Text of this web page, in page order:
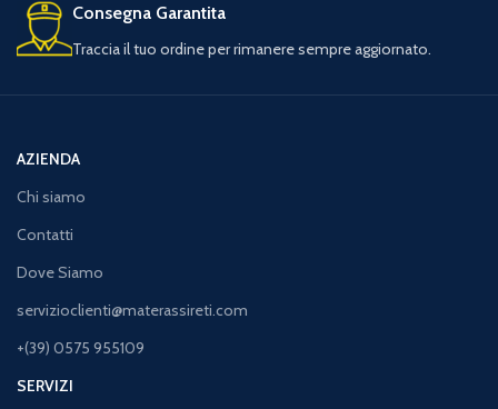
Consegna Garantita
Traccia il tuo ordine per rimanere sempre aggiornato.
AZIENDA
Chi siamo
Contatti
Dove Siamo
servizioclienti@materassireti.com
+(39) 0575 955109
SERVIZI